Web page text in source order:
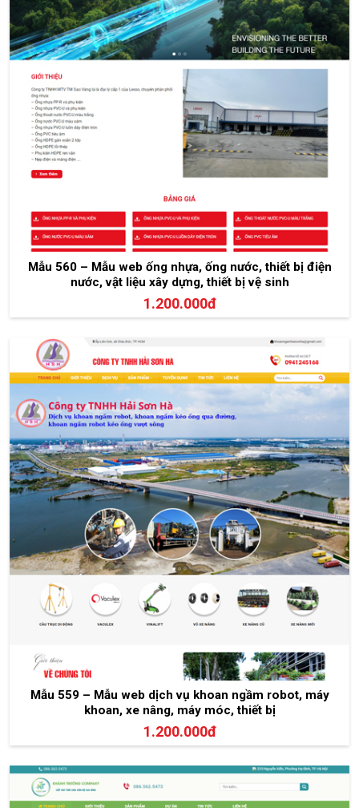
Mẫu 560 – Mẫu web ống nhựa, ống nước, thiết bị điện
nước, vật liệu xây dựng, thiết bị vệ sinh
1.200.000đ
Mẫu 559 – Mẫu web dịch vụ khoan ngầm robot, máy
khoan, xe nâng, máy móc, thiết bị
1.200.000đ